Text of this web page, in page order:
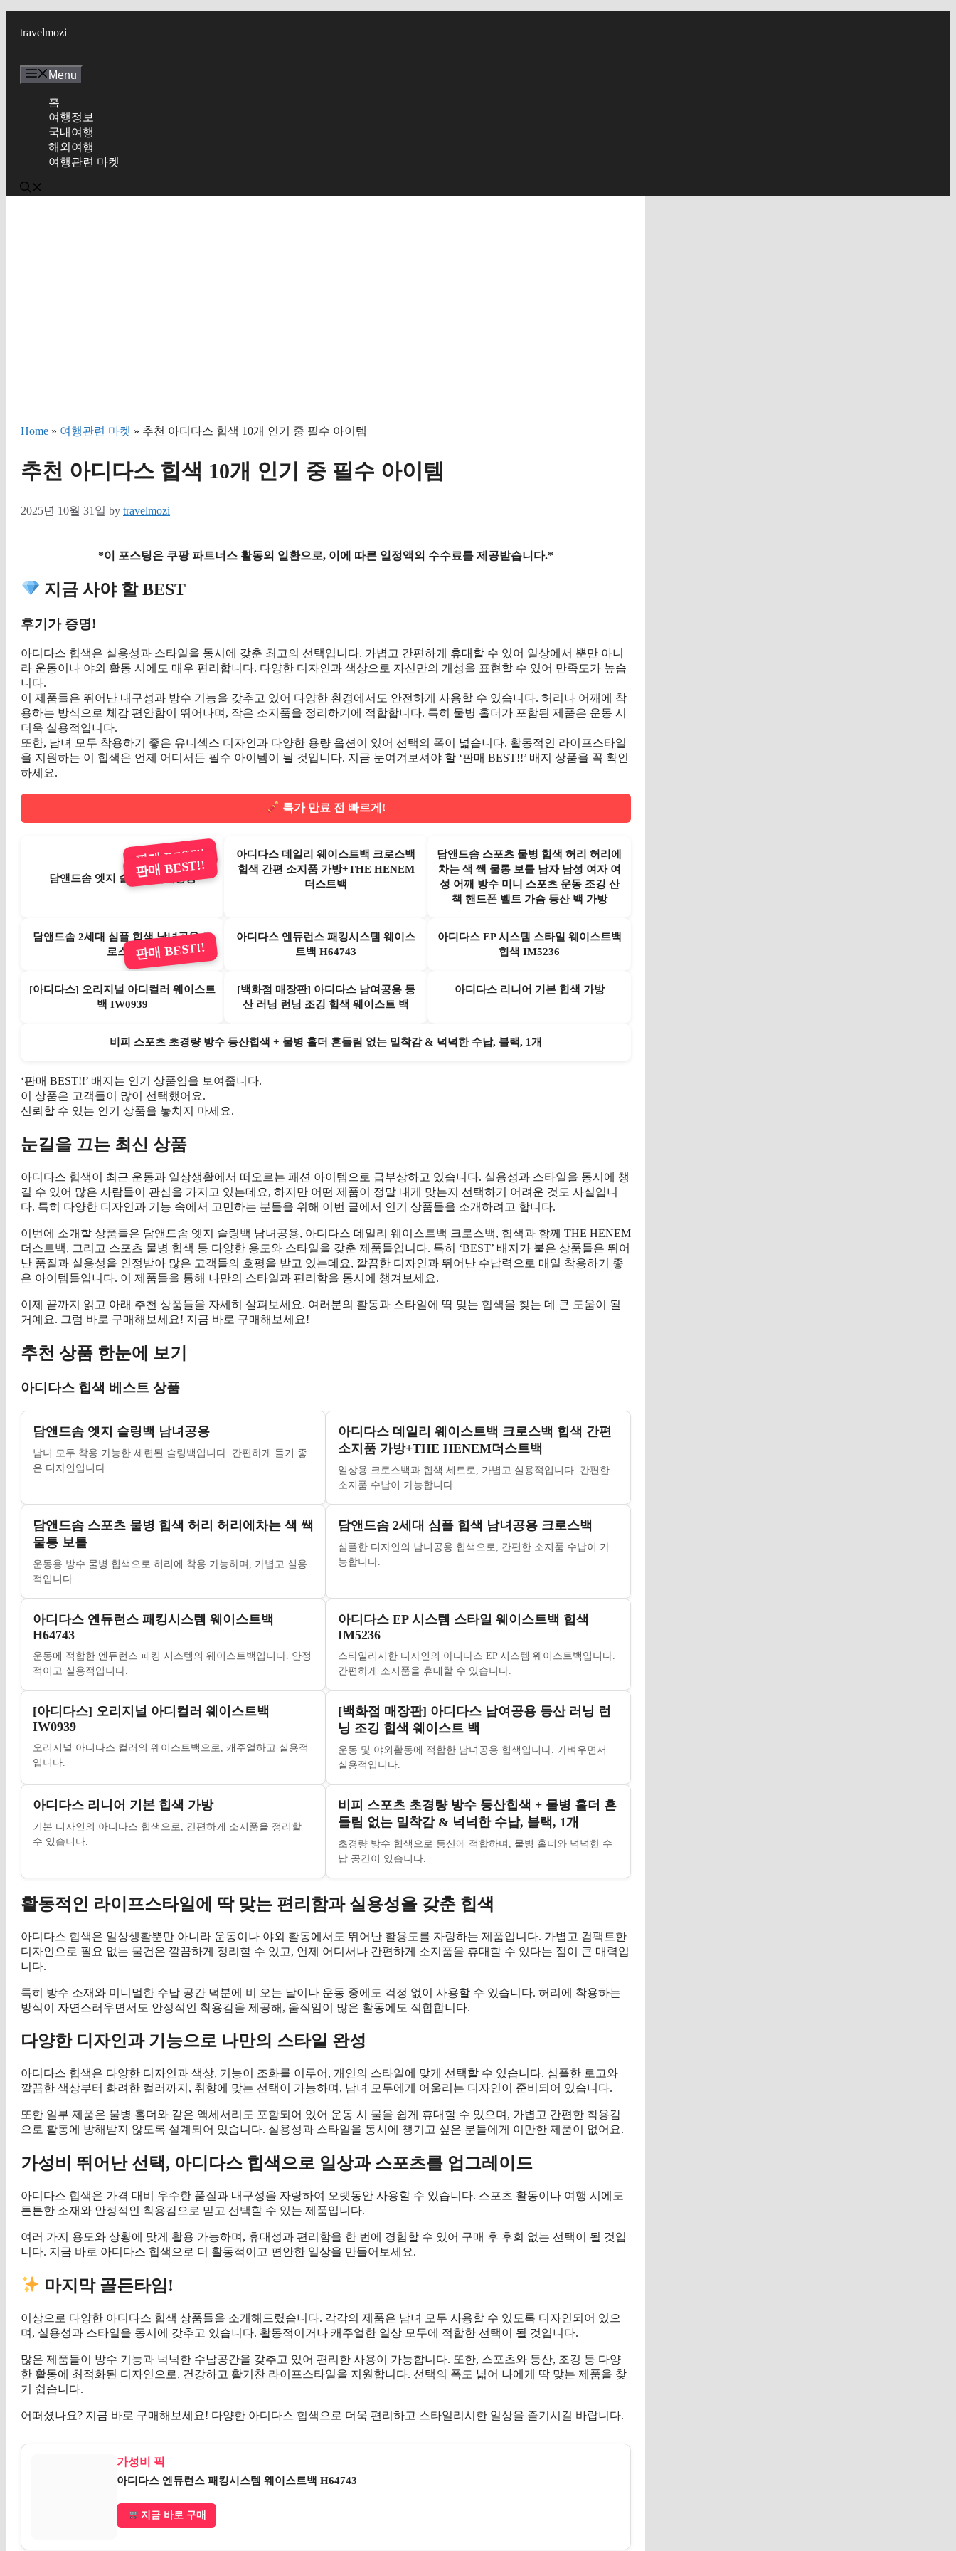
travelmozi
Menu
홈
여행정보
국내여행
해외여행
여행관련 마켓
Home » 여행관련 마켓 » 추천 아디다스 힙색 10개 인기 중 필수 아이템
추천 아디다스 힙색 10개 인기 중 필수 아이템
2025년 10월 31일 by travelmozi
*이 포스팅은 쿠팡 파트너스 활동의 일환으로, 이에 따른 일정액의 수수료를 제공받습니다.*
지금 사야 할 BEST
후기가 증명!
아디다스 힙색은 실용성과 스타일을 동시에 갖춘 최고의 선택입니다. 가볍고 간편하게 휴대할 수 있어 일상에서 뿐만 아니
라 운동이나 야외 활동 시에도 매우 편리합니다. 다양한 디자인과 색상으로 자신만의 개성을 표현할 수 있어 만족도가 높습
니다.
이 제품들은 뛰어난 내구성과 방수 기능을 갖추고 있어 다양한 환경에서도 안전하게 사용할 수 있습니다. 허리나 어깨에 착
용하는 방식으로 체감 편안함이 뛰어나며, 작은 소지품을 정리하기에 적합합니다. 특히 물병 홀더가 포함된 제품은 운동 시
더욱 실용적입니다.
또한, 남녀 모두 착용하기 좋은 유니섹스 디자인과 다양한 용량 옵션이 있어 선택의 폭이 넓습니다. 활동적인 라이프스타일
을 지원하는 이 힙색은 언제 어디서든 필수 아이템이 될 것입니다. 지금 눈여겨보셔야 할 ‘판매 BEST!!’ 배지 상품을 꼭 확인
하세요.
특가 만료 전 빠르게!
판매 BEST!!
담앤드솜 엣지 슬링백 남녀공용
판매 BEST!!
아디다스 데일리 웨이스트백 크로스백
힙색 간편 소지품 가방+THE HENEM
더스트백
담앤드솜 스포츠 물병 힙색 허리 허리에
차는 색 쌕 물통 보틀 남자 남성 여자 여
성 어깨 방수 미니 스포츠 운동 조깅 산
책 핸드폰 벨트 가슴 등산 백 가방
담앤드솜 2세대 심플 힙색 남녀공용 크
로스백판매 BEST!!
아디다스 엔듀런스 패킹시스템 웨이스
트백 H64743
아디다스 EP 시스템 스타일 웨이스트백
힙색 IM5236
[아디다스] 오리지널 아디컬러 웨이스트
백 IW0939
[백화점 매장판] 아디다스 남여공용 등
산 러닝 런닝 조깅 힙색 웨이스트 백
아디다스 리니어 기본 힙색 가방
비피 스포츠 초경량 방수 등산힙색 + 물병 홀더 흔들림 없는 밀착감 & 넉넉한 수납, 블랙, 1개
‘판매 BEST!!’ 배지는 인기 상품임을 보여줍니다.
이 상품은 고객들이 많이 선택했어요.
신뢰할 수 있는 인기 상품을 놓치지 마세요.
눈길을 끄는 최신 상품
아디다스 힙색이 최근 운동과 일상생활에서 떠오르는 패션 아이템으로 급부상하고 있습니다. 실용성과 스타일을 동시에 챙
길 수 있어 많은 사람들이 관심을 가지고 있는데요, 하지만 어떤 제품이 정말 내게 맞는지 선택하기 어려운 것도 사실입니
다. 특히 다양한 디자인과 기능 속에서 고민하는 분들을 위해 이번 글에서 인기 상품들을 소개하려고 합니다.
이번에 소개할 상품들은 담앤드솜 엣지 슬링백 남녀공용, 아디다스 데일리 웨이스트백 크로스백, 힙색과 함께 THE HENEM
더스트백, 그리고 스포츠 물병 힙색 등 다양한 용도와 스타일을 갖춘 제품들입니다. 특히 ‘BEST’ 배지가 붙은 상품들은 뛰어
난 품질과 실용성을 인정받아 많은 고객들의 호평을 받고 있는데요, 깔끔한 디자인과 뛰어난 수납력으로 매일 착용하기 좋
은 아이템들입니다. 이 제품들을 통해 나만의 스타일과 편리함을 동시에 챙겨보세요.
이제 끝까지 읽고 아래 추천 상품들을 자세히 살펴보세요. 여러분의 활동과 스타일에 딱 맞는 힙색을 찾는 데 큰 도움이 될
거예요. 그럼 바로 구매해보세요! 지금 바로 구매해보세요!
추천 상품 한눈에 보기
아디다스 힙색 베스트 상품
담앤드솜 엣지 슬링백 남녀공용
남녀 모두 착용 가능한 세련된 슬링백입니다. 간편하게 들기 좋
은 디자인입니다.
아디다스 데일리 웨이스트백 크로스백 힙색 간편
소지품 가방+THE HENEM더스트백
일상용 크로스백과 힙색 세트로, 가볍고 실용적입니다. 간편한
소지품 수납이 가능합니다.
담앤드솜 스포츠 물병 힙색 허리 허리에차는 색 쌕
물통 보틀
운동용 방수 물병 힙색으로 허리에 착용 가능하며, 가볍고 실용
적입니다.
담앤드솜 2세대 심플 힙색 남녀공용 크로스백
심플한 디자인의 남녀공용 힙색으로, 간편한 소지품 수납이 가
능합니다.
아디다스 엔듀런스 패킹시스템 웨이스트백
H64743
운동에 적합한 엔듀런스 패킹 시스템의 웨이스트백입니다. 안정
적이고 실용적입니다.
아디다스 EP 시스템 스타일 웨이스트백 힙색
IM5236
스타일리시한 디자인의 아디다스 EP 시스템 웨이스트백입니다.
간편하게 소지품을 휴대할 수 있습니다.
[아디다스] 오리지널 아디컬러 웨이스트백
IW0939
오리지널 아디다스 컬러의 웨이스트백으로, 캐주얼하고 실용적
입니다.
[백화점 매장판] 아디다스 남여공용 등산 러닝 런
닝 조깅 힙색 웨이스트 백
운동 및 야외활동에 적합한 남녀공용 힙색입니다. 가벼우면서
실용적입니다.
아디다스 리니어 기본 힙색 가방
기본 디자인의 아디다스 힙색으로, 간편하게 소지품을 정리할
수 있습니다.
비피 스포츠 초경량 방수 등산힙색 + 물병 홀더 흔
들림 없는 밀착감 & 넉넉한 수납, 블랙, 1개
초경량 방수 힙색으로 등산에 적합하며, 물병 홀더와 넉넉한 수
납 공간이 있습니다.
활동적인 라이프스타일에 딱 맞는 편리함과 실용성을 갖춘 힙색
아디다스 힙색은 일상생활뿐만 아니라 운동이나 야외 활동에서도 뛰어난 활용도를 자랑하는 제품입니다. 가볍고 컴팩트한
디자인으로 필요 없는 물건은 깔끔하게 정리할 수 있고, 언제 어디서나 간편하게 소지품을 휴대할 수 있다는 점이 큰 매력입
니다.
특히 방수 소재와 미니멀한 수납 공간 덕분에 비 오는 날이나 운동 중에도 걱정 없이 사용할 수 있습니다. 허리에 착용하는
방식이 자연스러우면서도 안정적인 착용감을 제공해, 움직임이 많은 활동에도 적합합니다.
다양한 디자인과 기능으로 나만의 스타일 완성
아디다스 힙색은 다양한 디자인과 색상, 기능이 조화를 이루어, 개인의 스타일에 맞게 선택할 수 있습니다. 심플한 로고와
깔끔한 색상부터 화려한 컬러까지, 취향에 맞는 선택이 가능하며, 남녀 모두에게 어울리는 디자인이 준비되어 있습니다.
또한 일부 제품은 물병 홀더와 같은 액세서리도 포함되어 있어 운동 시 물을 쉽게 휴대할 수 있으며, 가볍고 간편한 착용감
으로 활동에 방해받지 않도록 설계되어 있습니다. 실용성과 스타일을 동시에 챙기고 싶은 분들에게 이만한 제품이 없어요.
가성비 뛰어난 선택, 아디다스 힙색으로 일상과 스포츠를 업그레이드
아디다스 힙색은 가격 대비 우수한 품질과 내구성을 자랑하여 오랫동안 사용할 수 있습니다. 스포츠 활동이나 여행 시에도
튼튼한 소재와 안정적인 착용감으로 믿고 선택할 수 있는 제품입니다.
여러 가지 용도와 상황에 맞게 활용 가능하며, 휴대성과 편리함을 한 번에 경험할 수 있어 구매 후 후회 없는 선택이 될 것입
니다. 지금 바로 아디다스 힙색으로 더 활동적이고 편안한 일상을 만들어보세요.
마지막 골든타임!
이상으로 다양한 아디다스 힙색 상품들을 소개해드렸습니다. 각각의 제품은 남녀 모두 사용할 수 있도록 디자인되어 있으
며, 실용성과 스타일을 동시에 갖추고 있습니다. 활동적이거나 캐주얼한 일상 모두에 적합한 선택이 될 것입니다.
많은 제품들이 방수 기능과 넉넉한 수납공간을 갖추고 있어 편리한 사용이 가능합니다. 또한, 스포츠와 등산, 조깅 등 다양
한 활동에 최적화된 디자인으로, 건강하고 활기찬 라이프스타일을 지원합니다. 선택의 폭도 넓어 나에게 딱 맞는 제품을 찾
기 쉽습니다.
어떠셨나요? 지금 바로 구매해보세요! 다양한 아디다스 힙색으로 더욱 편리하고 스타일리시한 일상을 즐기시길 바랍니다.
가성비 픽
아디다스 엔듀런스 패킹시스템 웨이스트백 H64743
지금 바로 구매